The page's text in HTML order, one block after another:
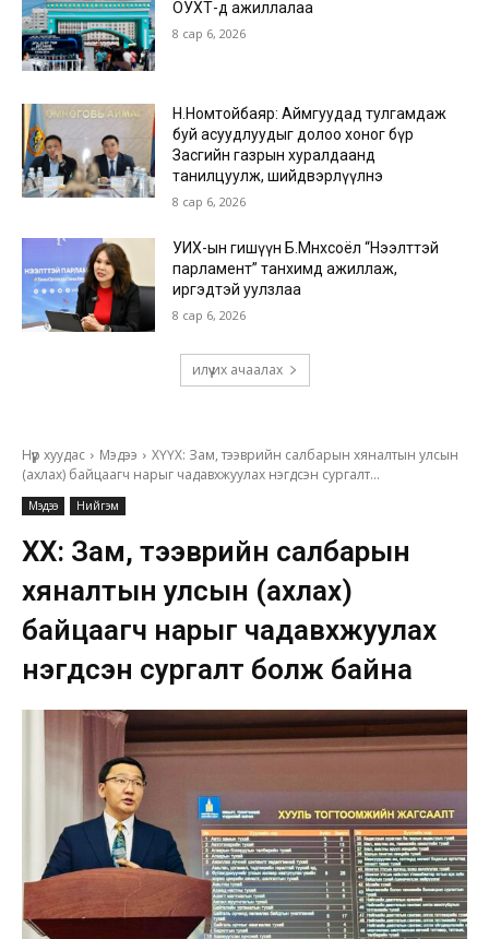
ОУХТ-д ажиллалаа
8 сар 6, 2026
Н.Номтойбаяр: Аймгуудад тулгамдаж
буй асуудлуудыг долоо хоног бүр
Засгийн газрын хуралдаанд
танилцуулж, шийдвэрлүүлнэ
8 сар 6, 2026
УИХ-ын гишүүн Б.Мөнхсоёл “Нээлттэй
парламент” танхимд ажиллаж,
иргэдтэй уулзлаа
8 сар 6, 2026
илүү их ачаалах